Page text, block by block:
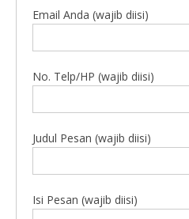
Email Anda (wajib diisi)
No. Telp/HP (wajib diisi)
Judul Pesan (wajib diisi)
Isi Pesan (wajib diisi)